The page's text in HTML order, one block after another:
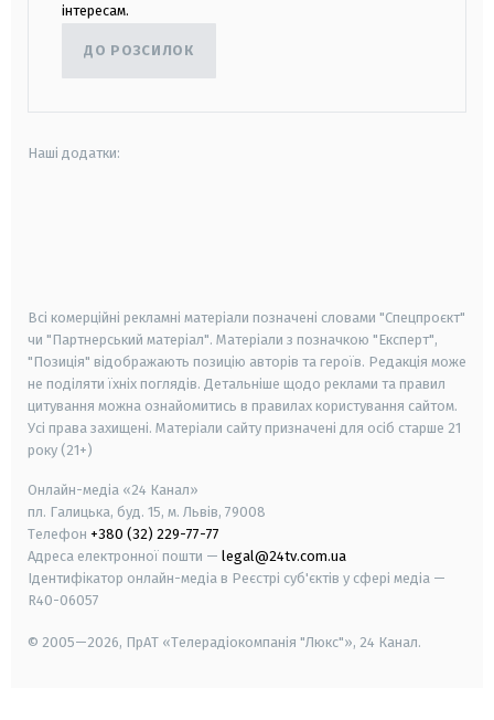
інтересам.
ДО РОЗСИЛОК
Наші додатки:
Всі комерційні рекламні матеріали позначені словами "Спецпроєкт"
чи "Партнерський матеріал". Матеріали з позначкою "Експерт",
"Позиція" відображають позицію авторів та героїв. Редакція може
не поділяти їхніх поглядів. Детальніше щодо реклами та правил
цитування можна ознайомитись в правилах користування сайтом.
Усі права захищені. Матеріали сайту призначені для осіб старше 21
року (21+)
Онлайн-медіа «24 Канал»
пл. Галицька, буд. 15, м. Львів, 79008
Телефон +380 (32) 229-77-77
Адреса електронної пошти — legal@24tv.com.ua
Ідентифікатор онлайн-медіа в Реєстрі суб'єктів у сфері медіа —
R40-06057
© 2005—2026, ПрАТ «Телерадіокомпанія "Люкс"», 24 Канал.